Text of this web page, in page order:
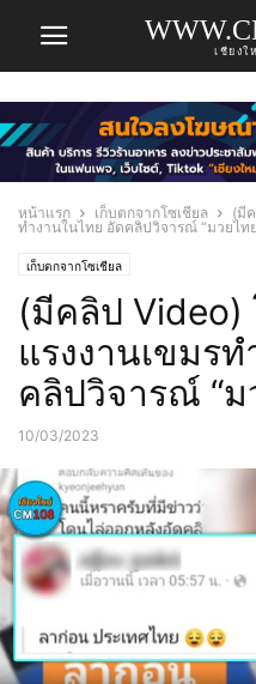
เชียงใ
หน้าแรก เก็บตกจากโซเชียล
(มี
ทำงานในไทย อัดคลิปวิจารณ์ “มวยไท
เก็บตกจากโซเชียล
(มีคลิป Video)
แรงงานเขมร
คลิปวิจารณ์ “ม
10/03/2023